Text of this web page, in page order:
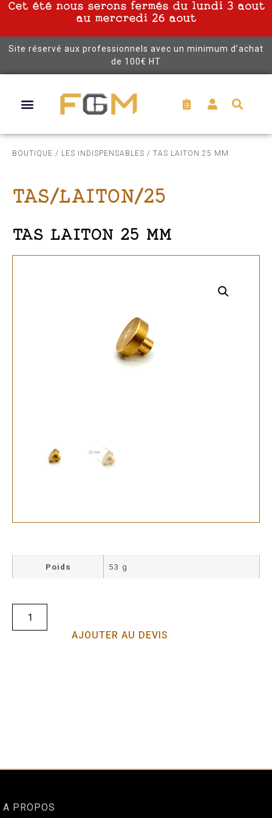
Cet été nous serons fermés du lundi 3 aout
au mercredi 26 aout
Site réservé aux professionnels avec un minimum d’achat
de 100€ HT
BOUTIQUE / LES INDISPENSABLES / TAS LAITON 25 MM
TAS/LAITON/25
TAS LAITON 25 MM
Poids 53 g
AJOUTER AU DEVIS
A PROPOS